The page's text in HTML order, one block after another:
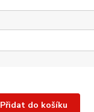
Přidat do košíku